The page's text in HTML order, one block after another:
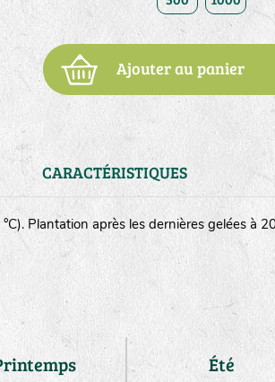
Ajouter au panier
CARACTÉRISTIQUES
Plantation après les dernières gelées à
Été